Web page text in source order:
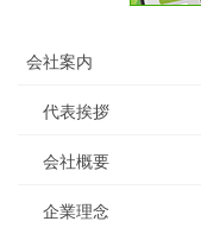
会社案内
代表挨拶
会社概要
企業理念